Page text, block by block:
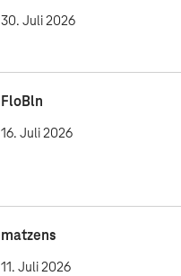
30. Juli 2026
FloBln
16. Juli 2026
matzens
11. Juli 2026